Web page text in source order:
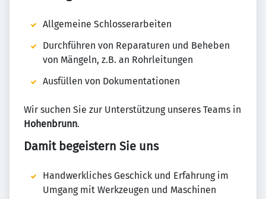
Allgemeine Schlosserarbeiten
Durchführen von Reparaturen und Beheben
von Mängeln, z.B. an Rohrleitungen
Ausfüllen von Dokumentationen
Wir suchen Sie zur Unterstützung unseres Teams in
Hohenbrunn.
Damit begeistern Sie uns
Handwerkliches Geschick und Erfahrung im
Umgang mit Werkzeugen und Maschinen